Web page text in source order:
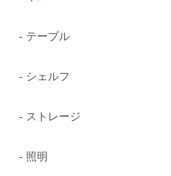
- テーブル
- シェルフ
- ストレージ
- 照明